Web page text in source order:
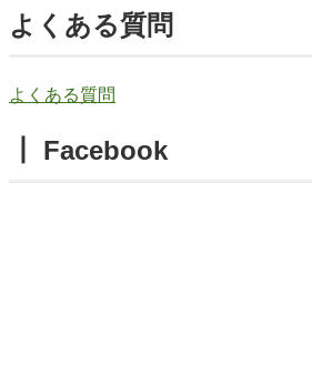
よくある質問
よくある質問
┃ Facebook